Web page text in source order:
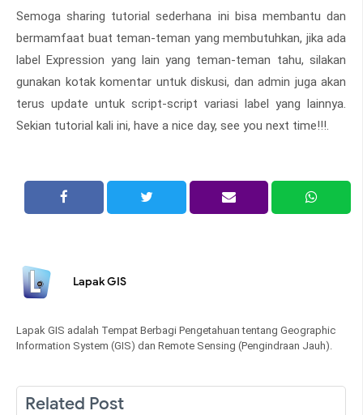
Semoga sharing tutorial sederhana ini bisa membantu dan
bermamfaat buat teman-teman yang membutuhkan, jika ada
label Expression yang lain yang teman-teman tahu, silakan
gunakan kotak komentar untuk diskusi, dan admin juga akan
terus update untuk script-script variasi label yang lainnya.
Sekian tutorial kali ini, have a nice day, see you next time!!!.
Lapak GIS
Lapak GIS adalah Tempat Berbagi Pengetahuan tentang Geographic
Information System (GIS) dan Remote Sensing (Pengindraan Jauh).
Related Post